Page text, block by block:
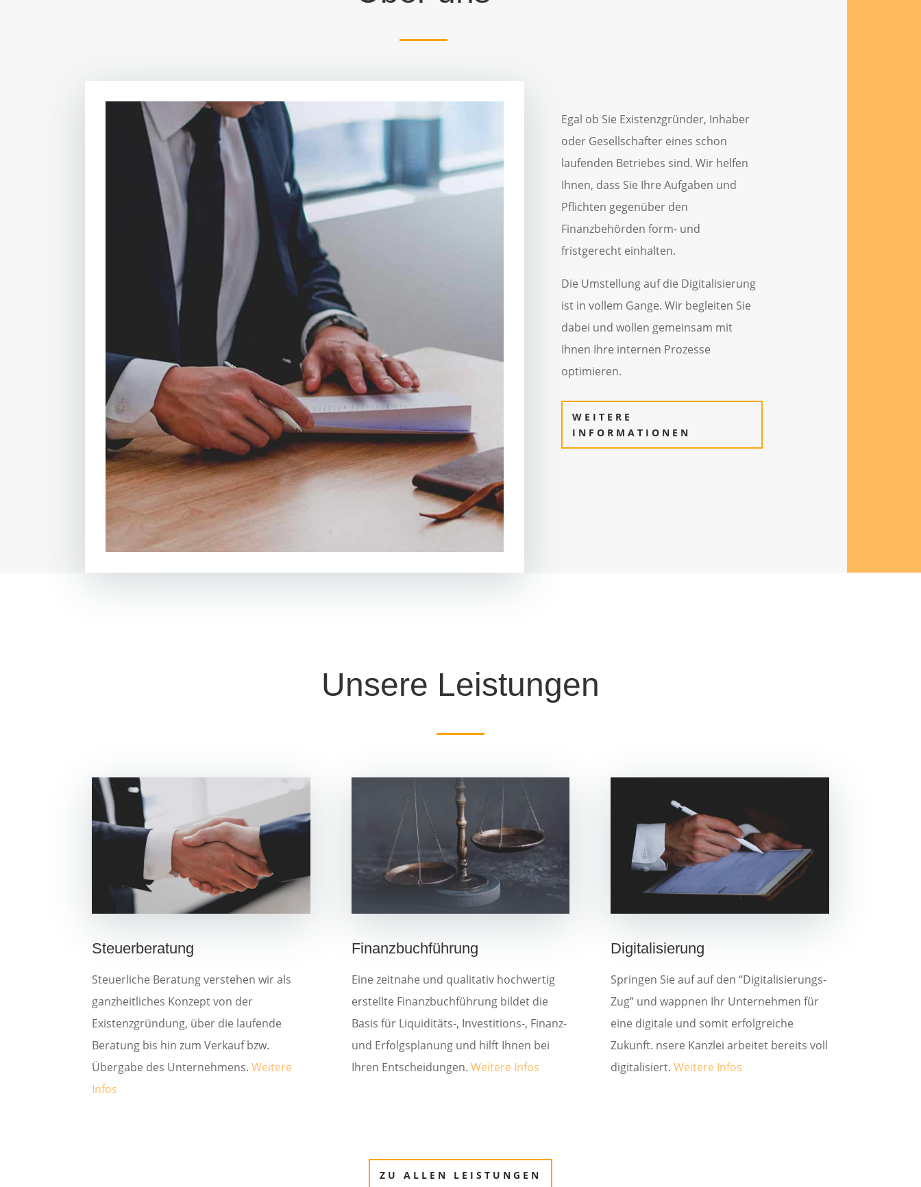
Egal ob Sie Existenzgründer, Inhaber
oder Gesellschafter eines schon
laufenden Betriebes sind. Wir helfen
Ihnen, dass Sie Ihre Aufgaben und
Pflichten gegenüber den
Finanzbehörden form- und
fristgerecht einhalten.
Die Umstellung auf die Digitalisierung
ist in vollem Gange. Wir begleiten Sie
dabei und wollen gemeinsam mit
Ihnen Ihre internen Prozesse
optimieren.
WEITERE
INFORMATIONEN
Unsere Leistungen
Steuerberatung
Steuerliche Beratung verstehen wir als
ganzheitliches Konzept von der
Existenzgründung, über die laufende
Beratung bis hin zum Verkauf bzw.
Übergabe des Unternehmens.Weitere
Infos
Finanzbuchführung
Eine zeitnahe und qualitativ hochwertig
erstellte Finanzbuchführung bildet die
Basis für Liquiditäts-, Investitions-, Finanz-
und Erfolgsplanung und hilft Ihnen bei
Ihren Entscheidungen. Weitere Infos
Digitalisierung
Springen Sie auf auf den “Digitalisierungs-
Zug” und wappnen Ihr Unternehmen für
eine digitale und somit erfolgreiche
Zukunft. nsere Kanzlei arbeitet bereits voll
digitalisiert. Weitere Infos
ZU ALLEN LEISTUNGEN